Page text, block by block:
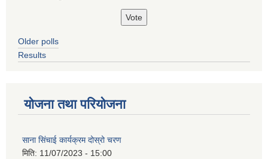
Older polls
Results
योजना तथा परियोजना
साना सिंचाई कार्यक्रम दोस्रो चरण
मिति: 11/07/2023 - 15:00